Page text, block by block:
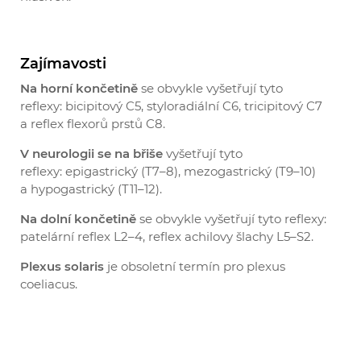
Zajímavosti
Na horní končetině se obvykle vyšetřují tyto
reflexy: bicipitový C5, styloradiální C6, tricipitový C7
a reflex flexorů prstů C8.
V neurologii se na břiše vyšetřují tyto
reflexy: epigastrický (T7–8), mezogastrický (T9–10)
a hypogastrický (T11–12).
Na dolní končetině se obvykle vyšetřují tyto reflexy:
patelární reflex L2–4, reflex achilovy šlachy L5–S2.
Plexus solaris je obsoletní termín pro plexus
coeliacus.